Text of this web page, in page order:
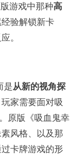
游戏中那种高
验解锁新卡
。
是从新的视角探
家需要面对吸
原版《吸血鬼幸
风格、以及那
卡牌游戏的形